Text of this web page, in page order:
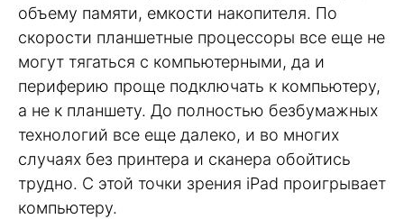
объему памяти, емкости накопителя. По
скорости планшетные процессоры все еще не
могут тягаться с компьютерными, да и
периферию проще подключать к компьютеру,
а не к планшету. До полностью безбумажных
технологий все еще далеко, и во многих
случаях без принтера и сканера обойтись
трудно. С этой точки зрения iPad проигрывает
компьютеру.